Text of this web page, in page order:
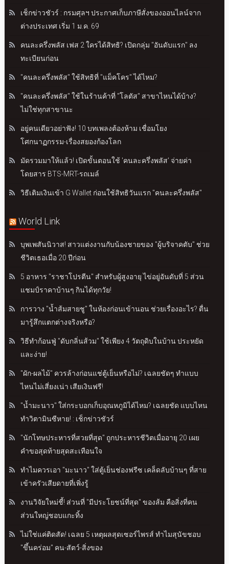
เช็กข่าวชัวร์ : กรมศุลฯ ประกาศเก็บภาษีสั่งของออนไลน์จาก
ต่างประเทศ เริ่ม 1 ม.ค. 69
คนละครึ่งพลัส เฟส 2 ใครได้สิทธิ? เปิดกลุ่ม "อันดับแรก" ลง
ทะเบียนก่อน
"คนละครึ่งพลัส" ใช้สิทธิที่ "แม็คโคร" ได้ไหม?
"คนละครึ่งพลัส" ใช้ในร้านค้าที่ "โลตัส" สาขาไหนได้บ้าง?
ไม่ใช่ทุกสาขานะ
อยู่คนเดียวอย่าฟัง! 10 บทเพลงต้องห้าม เชื่อมโยง
โศกนาฏกรรม-เรื่องสยองก้องโลก
มัดรวมมาให้แล้ว! เปิดขั้นตอนใช้ 'คนละครึ่งพลัส' จ่ายค่า
โดยสาร BTS-MRT-รถเมล์
วิธีเติมเงินเข้า G Wallet ก่อนใช้สิทธิวันแรก "คนละครึ่งพลัส"
World Link
บุพเพสันนิวาส! สาวแต่งงานกับน้องชายของ "ผู้บริจาคตับ" ช่วย
ชีวิตเธอเมื่อ 20 ปีก่อน
5 อาหาร "ราชาโปรตีน" สำหรับผู้สูงอายุ ไข่อยู่อันดับที่ 5 ส่วน
แชมป์ราคาบ้านๆ กินได้ทุกวัย!
การวาง "น้ำส้มสายชู" ในห้องก่อนเข้านอน ช่วยเรื่องอะไร? ตื่น
มารู้สึกแตกต่างจริงหรือ?
วิธีทำก้อนฟู่ "ดับกลิ่นส้วม" ใช้เพียง 4 วัตถุดิบในบ้าน ประหยัด
และง่าย!
"ผัก-ผลไม้" ควรล้างก่อนแช่ตู้เย็นหรือไม่? เฉลยชัดๆ ทำแบบ
ไหนไม่เสี่ยงเน่า เสียเงินฟรี!
"น้ำมะนาว" ใส่กระบอกเก็บอุณหภูมิได้ไหม? เฉลยชัด แบบไหน
ทำวิตามินซีหาย! : เช็กข่าวชัวร์
"นักโทษประหารที่สวยที่สุด" ถูกประหารชีวิตเมื่ออายุ 20 เผย
คำขอสุดท้ายสุดสะเทือนใจ
ทำไมควรเอา "มะนาว" ใส่ตู้เย็นช่องฟรีซ เคล็ดลับบ้านๆ ที่สาย
เข้าครัวเสียดายที่เพิ่งรู้
งานวิจัยใหม่ชี้! ส่วนที่ "มีประโยชน์ที่สุด" ของส้ม คือสิ่งที่คน
ส่วนใหญ่ชอบแกะทิ้ง
ไม่ใช่แค่ติดสัด! เฉลย 5 เหตุผลสุดเซอร์ไพรส์ ทำไมสุนัขชอบ
"ขึ้นคร่อม" คน-สัตว์-สิ่งของ